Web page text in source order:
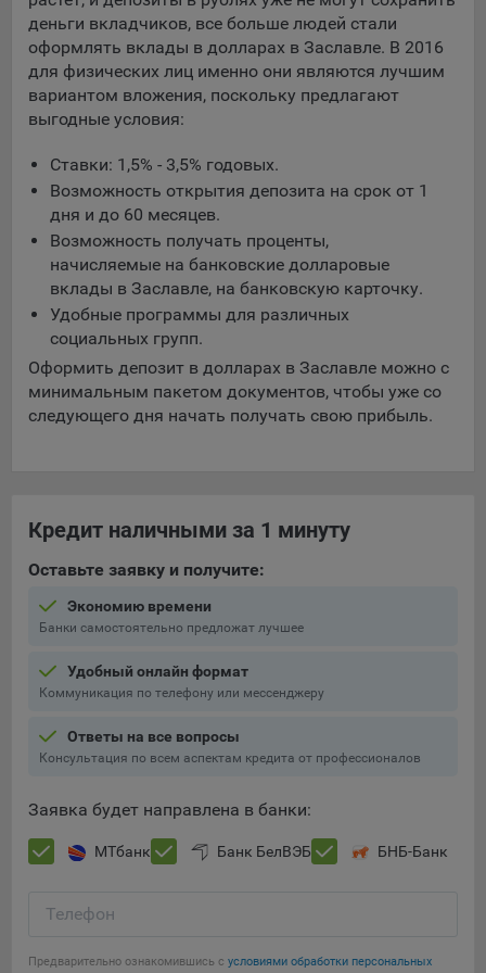
составить представление о тенденциях использования
сайта в целом. Общество использует информацию для
анализа трафика на сайтах.
9.5. Файлы cookie, применяемые для определения целевой
аудитории и в рекламных целях, например Яндекс.Метрика,
Технические/Функциональные, хранятся не более года;
Необходимые для функционирования веб-аналитических
платформ «Google Analytics», «Яндекс.Метрика»
(статистические), установлены на сервере Общества и не
передаются третьим лицам, часть из которых хранятся во
время пользования сайтом;
Остальные - не более года.
Отключение аналитических файлов cookie не позволяет
определять предпочтения пользователей сайта, в том числе
При этом, некоторые браузеры позволяют посещать
интернет-сайты в режиме «Инкогнито», чтобы ограничить
хранимый на компьютере объем информации и
того, субъект персональных данных может удалить ранее
сохраненные файлов cookie выбрав соответствующую
Подробнее о параметрах управления можно ознакомиться,
соответствующие страницы сайтов основных браузеров:
Chrome
Safari
Microsoft Edge
Сохранить по умолчанию
деньги вкладчиков, все больше людей стали
оформлять вклады в долларах в Заславле. В 2016
для физических лиц именно они являются лучшим
вариантом вложения, поскольку предлагают
выгодные условия:
Ставки: 1,5% - 3,5% годовых.
Возможность открытия депозита на срок от 1
дня и до 60 месяцев.
Возможность получать проценты,
начисляемые на банковские долларовые
вклады в Заславле, на банковскую карточку.
Удобные программы для различных
социальных групп.
Оформить депозит в долларах в Заславле можно с
минимальным пакетом документов, чтобы уже со
следующего дня начать получать свою прибыль.
Кредит наличными за 1 минуту
Оставьте заявку и получите:
Экономию времени
Банки самостоятельно предложат лучшее
Удобный онлайн формат
Коммуникация по телефону или мессенджеру
Ответы на все вопросы
Консультация по всем аспектам кредита от профессионалов
Заявка будет направлена в банки:
МТбанк Банк БелВЭБ БНБ-Банк
Телефон
Предварительно ознакомившись с условиями обработки персональных